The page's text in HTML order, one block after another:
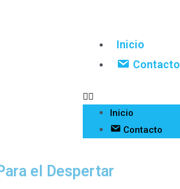
Inicio
Contacto
Inicio
Contacto
el Despertar